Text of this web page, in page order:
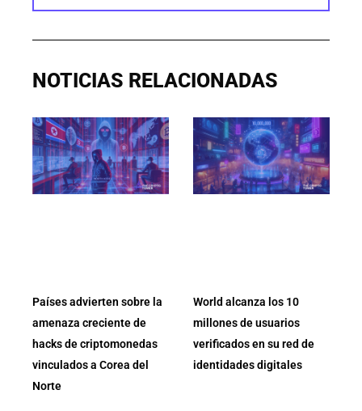
NOTICIAS RELACIONADAS
Países advierten sobre la
amenaza creciente de
hacks de criptomonedas
vinculados a Corea del
Norte
World alcanza los 10
millones de usuarios
verificados en su red de
identidades digitales